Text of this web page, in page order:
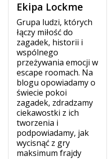
Ekipa Lockme
Grupa ludzi, których
łączy miłość do
zagadek, historii i
wspólnego
przeżywania emocji w
escape roomach. Na
blogu opowiadamy o
świecie pokoi
zagadek, zdradzamy
ciekawostki z ich
tworzenia i
podpowiadamy, jak
wycisnąć z gry
maksimum frajdy